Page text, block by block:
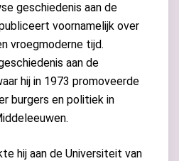
geschiedenis aan de
voornamelijk over
vroegmoderne tijd.
aan de
hij in 1973 promoveerde
burgers en politiek in
hij aan de Universiteit van